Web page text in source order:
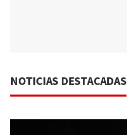
NOTICIAS DESTACADAS